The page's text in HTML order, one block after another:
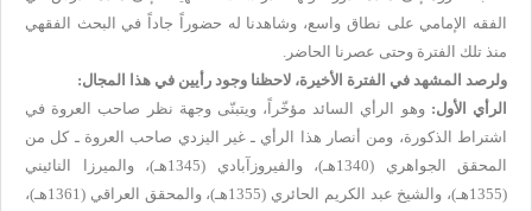
الفقه الإمامي على نطاق واسع، وشاهدنا له حضوراً جاداً في البحث الفقهي
منذ تلك الفترة وحتى عصرنا الحاضر.
ولرصد المشهد في الفترة الأخيرة، لاحظنا وجود رأيين في هذا المجال:
الرأي الأول: وهو الرأي السائد مؤخّراً، ويتبنّى وجهة نظر صاحب العروة في
اشتراط الذكورة، ومن أنصار هذا الرأي ـ غير اليزدي صاحب العروة ـ كل من
المحقق الجواهري (1340هـ)، والفيروزآبادي (1345هـ)، والميرزا النائيني
(1355هـ)، والشيخ عبد الكريم الحائري (1355هـ)، والمحقق العراقي (1361هـ)،